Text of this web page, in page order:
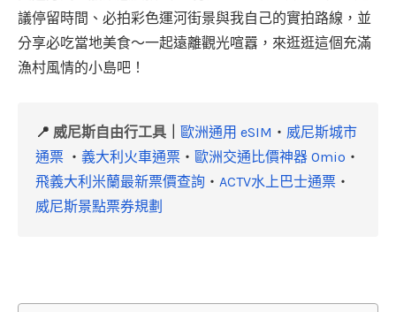
議停留時間、必拍彩色運河街景與我自己的實拍路線，並
分享必吃當地美食～一起遠離觀光喧囂，來逛逛這個充滿
漁村風情的小島吧！
📍 威尼斯自由行工具 歐洲通用 eSIM ・ 威尼斯城市
通票 ・ 義大利火車通票 ・ 歐洲交通比價神器 Omio ・
飛義大利米蘭最新票價查詢 ・ ACTV水上巴士通票 ・
威尼斯景點票券規劃